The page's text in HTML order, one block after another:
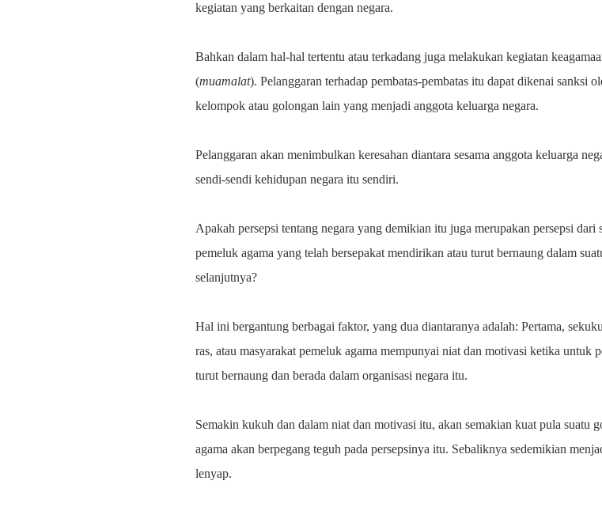
kegiatan yang berkaitan dengan negara.
Bahkan dalam hal-hal tertentu atau terkadang juga melakukan kegiatan
(muamalat). Pelanggaran terhadap pembatas-pembatas itu dapat dikenai sanksi
kelompok atau golongan lain yang menjadi anggota keluarga negara.
Pelanggaran akan menimbulkan keresahan diantara sesama anggota keluarga
sendi-sendi kehidupan negara itu sendiri.
Apakah persepsi tentang negara yang demikian itu juga merupakan persepsi dari
pemeluk agama yang telah bersepakat mendirikan atau turut bernaung dalam
selanjutnya?
Hal ini bergantung berbagai faktor, yang dua diantaranya adalah: Pertama,
ras, atau masyarakat pemeluk agama mempunyai niat dan motivasi ketika untuk
turut bernaung dan berada dalam organisasi negara itu.
Semakin kukuh dan dalam niat dan motivasi itu, akan semakian kuat pula suatu
agama akan berpegang teguh pada persepsinya itu. Sebaliknya sedemikian
lenyap.